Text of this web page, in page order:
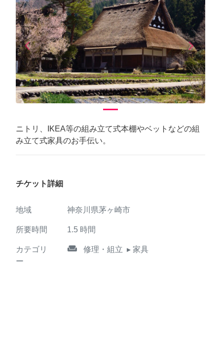
arrow_back_iosPrevious arrow_forward_iosNext
ニトリ、IKEA等の組み立て式本棚やベットなどの組
み立て式家具のお手伝い。
チケット詳細
地域 神奈川県茅ヶ崎市
所要時間 1.5 時間
カテゴリ
ー
weekend 修理・組立 ▸ 家具